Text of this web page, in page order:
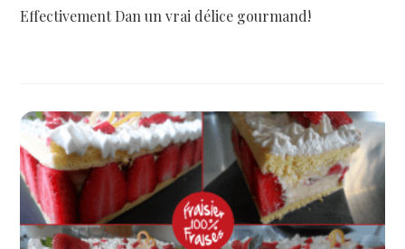
Effectivement Dan un vrai délice gourmand!